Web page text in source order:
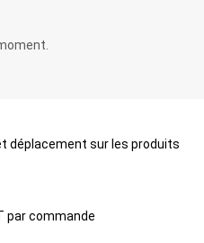
déplacement sur les produits
par commande